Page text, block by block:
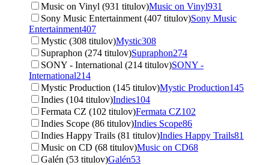
Music on Vinyl (931 titulov)Music on Vinyl931
Sony Music Entertainment (407 titulov)Sony Music
Entertainment407
Mystic (308 titulov)Mystic308
Supraphon (274 titulov)Supraphon274
SONY - International (214 titulov)SONY -
International214
Mystic Production (145 titulov)Mystic Production145
Indies (104 titulov)Indies104
Fermata CZ (102 titulov)Fermata CZ102
Indies Scope (86 titulov)Indies Scope86
Indies Happy Trails (81 titulov)Indies Happy Trails81
Music on CD (68 titulov)Music on CD68
Galén (53 titulov)Galén53